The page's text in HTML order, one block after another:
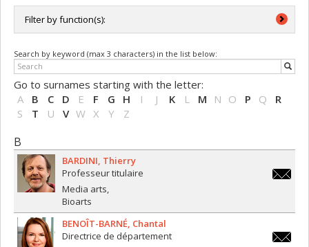
Filter by function(s):
Directrice de département / Directeur de département
Professeure adjointe / Professeur adjoint
Professeure agrégée / Professeur agrégé
Professeure titulaire / Professeur titulaire
Resp. gestion stages
Vice-doyenne associée / Vice-doyen associé
Search by keyword (max 3 characters) in the list below:
Go to surnames starting with the letter:
A
B C D E F G H I J K L M N O P Q
R
S
T U V W X Y Z
B
BARDINI Thierry
Professeur titulaire
Media arts
Bioarts
BENOÎT-BARNÉ Chantal
Directrice de département